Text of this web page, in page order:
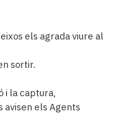
els agrada viure al
sortir.
i la captura,
els Agents